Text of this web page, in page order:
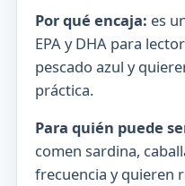
Por qué encaja: es
EPA y DHA para
pescado azul y
práctica.
Para quién puede
comen sardina,
frecuencia y quieren